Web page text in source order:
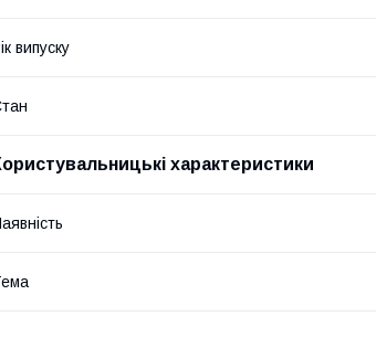
випуску
характеристики